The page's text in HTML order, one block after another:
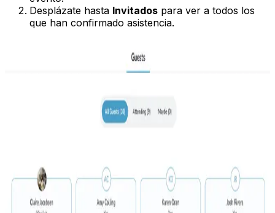
Desplázate hasta Invitados para ver a todos los
que han confirmado asistencia.